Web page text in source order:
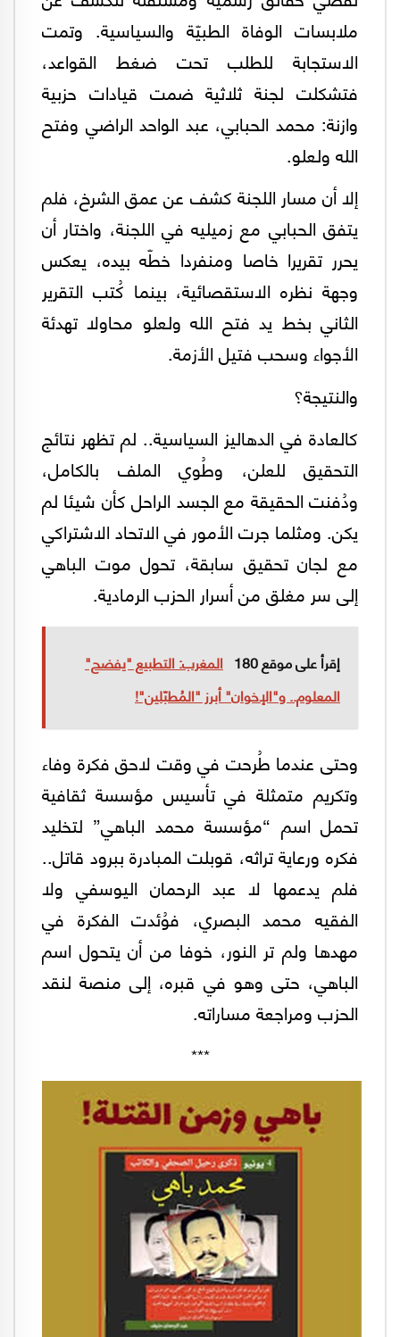
ملابسات الوفاة الطبيّة والسياسية. وتمت
الاستجابة للطلب تحت ضغط القواعد،
فتشكلت لجنة ثلاثية ضمت قيادات حزبية
وازنة: محمد الحبابي، عبد الواحد الراضي وفتح
الله ولعلو.
إلا أن مسار اللجنة كشف عن عمق الشرخ، فلم
يتفق الحبابي مع زميليه في اللجنة، واختار أن
يحرر تقريرا خاصا ومنفردا خطّه بيده، يعكس
وجهة نظره الاستقصائية، بينما كُتب التقرير
الثاني بخط يد فتح الله ولعلو محاولا تهدئة
الأجواء وسحب فتيل الأزمة.
والنتيجة؟
كالعادة في الدهاليز السياسية.. لم تظهر نتائج
التحقيق للعلن، وطُوي الملف بالكامل،
ودُفنت الحقيقة مع الجسد الراحل كأن شيئا لم
يكن. ومثلما جرت الأمور في الاتحاد الاشتراكي
مع لجان تحقيق سابقة، تحول موت الباهي
إلى سر مغلق من أسرار الحزب الرمادية.
إقرأ على موقع 180
المغرب: التطبيع "يفضح"
المعلوم.. و"الإخوان" أبرز "المُطبّلين"!
وحتى عندما طُرحت في وقت لاحق فكرة وفاء
وتكريم متمثلة في تأسيس مؤسسة ثقافية
تحمل اسم “مؤسسة محمد الباهي” لتخليد
فكره ورعاية تراثه، قوبلت المبادرة ببرود قاتل..
فلم يدعمها لا عبد الرحمان اليوسفي ولا
الفقيه محمد البصري، فوُئدت الفكرة في
مهدها ولم تر النور، خوفا من أن يتحول اسم
الباهي، حتى وهو في قبره، إلى منصة لنقد
الحزب ومراجعة مساراته.
***